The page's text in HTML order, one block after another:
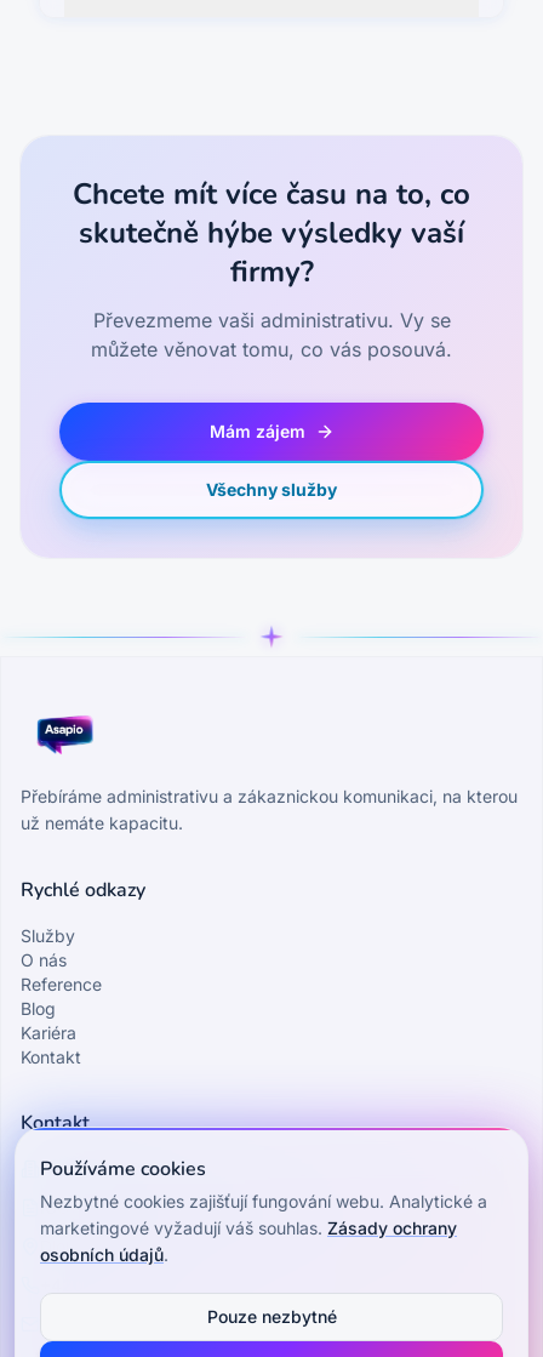
Chcete mít více času na to, co
skutečně hýbe výsledky vaší
firmy?
Převezmeme vaši administrativu. Vy se
můžete věnovat tomu, co vás posouvá.
Mám zájem
Všechny služby
Přebíráme administrativu a zákaznickou komunikaci, na kterou
už nemáte kapacitu.
Rychlé odkazy
Služby
O nás
Reference
Blog
Kariéra
Kontakt
Kontakt
Asistentka CZ, s.r.o.
IČO: 24166570 · DIČ: CZ24166570
Dlouhá 199/32, 412 01 Litoměřice, Česká republika
Používáme cookies
Nezbytné cookies zajišťují fungování webu. Analytické a
marketingové vyžadují váš souhlas. Zásady ochrany
osobních údajů.
Pouze nezbytné